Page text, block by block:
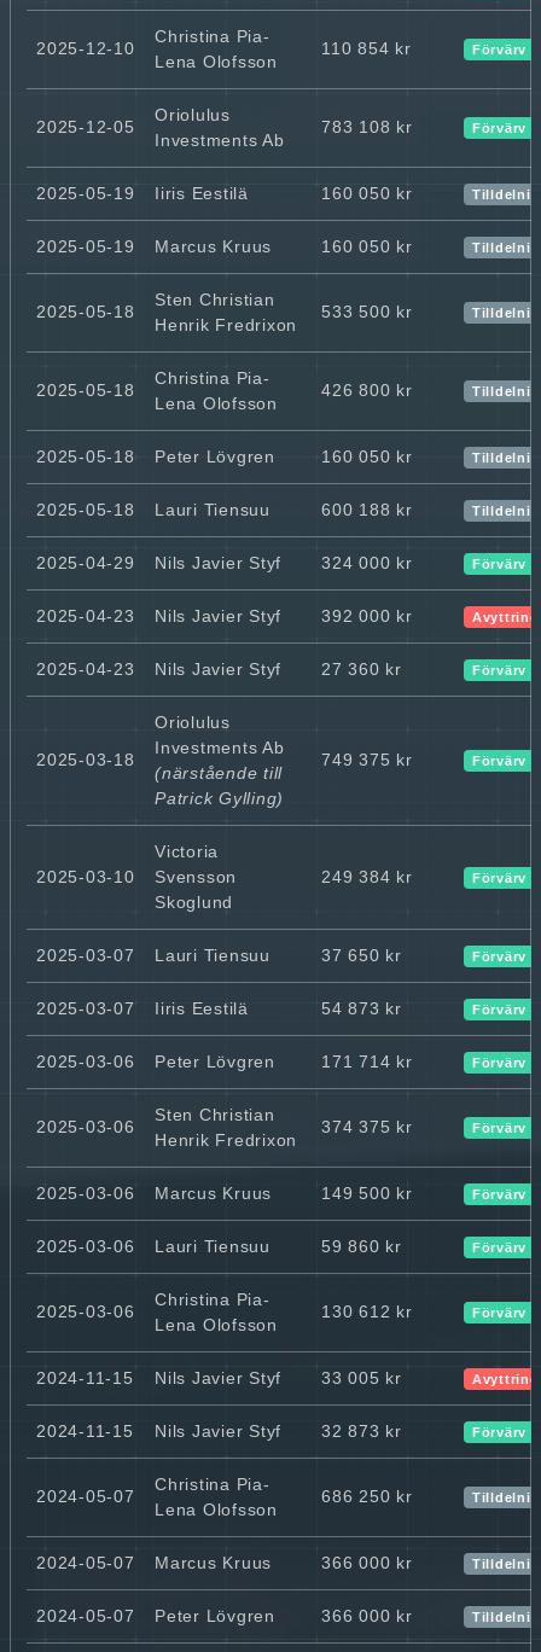
2025-12-10
Christina Pia-
Lena Olofsson
110 854 kr Förvärv
2025-12-05
Oriolulus
Investments Ab
783 108 kr Förvärv
2025-05-19 Iiris Eestilä 160 050 kr
2025-05-19 Marcus Kruus 160 050 kr
2025-05-18
Sten Christian
Henrik Fredrixon
533 500 kr
2025-05-18
Christina Pia-
Lena Olofsson
426 800 kr
2025-05-18 Peter Lövgren 160 050 kr
2025-05-18 Lauri Tiensuu 600 188 kr
2025-04-29 Nils Javier Styf 324 000 kr Förvärv
2025-04-23 Nils Javier Styf 392 000 kr Avyttring
2025-04-23 Nils Javier Styf 27 360 kr Förvärv
2025-03-18
Oriolulus
Investments Ab
(närstående till
Patrick Gylling)
749 375 kr Förvärv
2025-03-10
Victoria
Svensson
Skoglund
249 384 kr Förvärv
2025-03-07 Lauri Tiensuu 37 650 kr Förvärv
2025-03-07 Iiris Eestilä 54 873 kr Förvärv
2025-03-06 Peter Lövgren 171 714 kr Förvärv
2025-03-06
Sten Christian
Henrik Fredrixon
374 375 kr Förvärv
2025-03-06 Marcus Kruus 149 500 kr Förvärv
2025-03-06 Lauri Tiensuu 59 860 kr Förvärv
2025-03-06
Christina Pia-
Lena Olofsson
130 612 kr Förvärv
2024-11-15 Nils Javier Styf 33 005 kr Avyttring
2024-11-15 Nils Javier Styf 32 873 kr Förvärv
2024-05-07
Christina Pia-
Lena Olofsson
686 250 kr
2024-05-07 Marcus Kruus 366 000 kr
2024-05-07 Peter Lövgren 366 000 kr